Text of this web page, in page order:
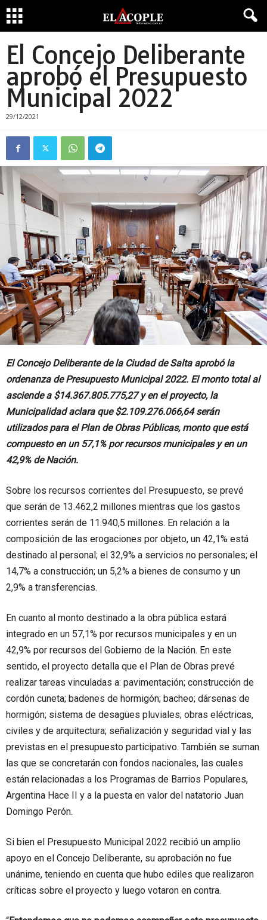
El Concejo Deliberante
aprobó el Presupuesto
Municipal 2022
29/12/2021
El Concejo Deliberante de la Ciudad de Salta aprobó la
ordenanza de Presupuesto Municipal 2022. El monto total al
asciende a $14.367.805.775,27 y en el proyecto, la
Municipalidad aclara que $2.109.276.066,64 serán
utilizados para el Plan de Obras Públicas, monto que está
compuesto en un 57,1% por recursos municipales y en un
42,9% de Nación.
Sobre los recursos corrientes del Presupuesto, se prevé
que serán de 13.462,2 millones mientras que los gastos
corrientes serán de 11.940,5 millones. En relación a la
composición de las erogaciones por objeto, un 42,1% está
destinado al personal; el 32,9% a servicios no personales; el
14,7% a construcción; un 5,2% a bienes de consumo y un
2,9% a transferencias.
En cuanto al monto destinado a la obra pública estará
integrado en un 57,1% por recursos municipales y en un
42,9% por recursos del Gobierno de la Nación. En este
sentido, el proyecto detalla que el Plan de Obras prevé
realizar tareas vinculadas a: pavimentación; construcción de
cordón cuneta; badenes de hormigón; bacheo; dársenas de
hormigón; sistema de desagües pluviales; obras eléctricas,
civiles y de arquitectura; señalización y seguridad vial y las
previstas en el presupuesto participativo. También se suman
las que se concretarán con fondos nacionales, las cuales
están relacionadas a los Programas de Barrios Populares,
Argentina Hace II y a la puesta en valor del natatorio Juan
Domingo Perón.
Si bien el Presupuesto Municipal 2022 recibió un amplio
apoyo en el Concejo Deliberante, su aprobación no fue
unánime, teniendo en cuenta que hubo ediles que realizaron
críticas sobre el proyecto y luego votaron en contra.